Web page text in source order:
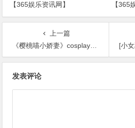
【365娱乐资讯网】
【365
上一篇
《樱桃喵小娇妻》cosplay图集合集欣赏，展现可爱与性感的完美平衡！【365娱乐资讯网】
[小女巫露娜
发表评论